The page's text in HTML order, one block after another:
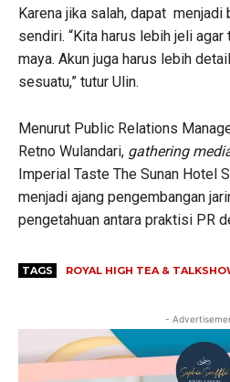
Karena jika salah, dapat menjadi
sendiri. “Kita harus lebih jeli
maya. Akun juga harus lebih
sesuatu,” tutur Ulin.
Menurut Public Relations
Retno Wulandari, gathering
Imperial Taste The Sunan Hotel
menjadi ajang pengembangan
pengetahuan antara praktisi PR
TAGS ROYAL HIGH TEA &
-